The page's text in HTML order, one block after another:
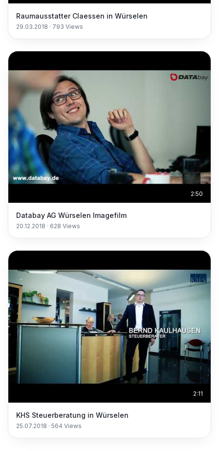
Raumausstatter Claessen in Würselen
29.03.2018 · 793 Views
2:50
Databay AG Würselen Imagefilm
20.12.2018 · 628 Views
2:11
KHS Steuerberatung in Würselen
25.07.2018 · 564 Views